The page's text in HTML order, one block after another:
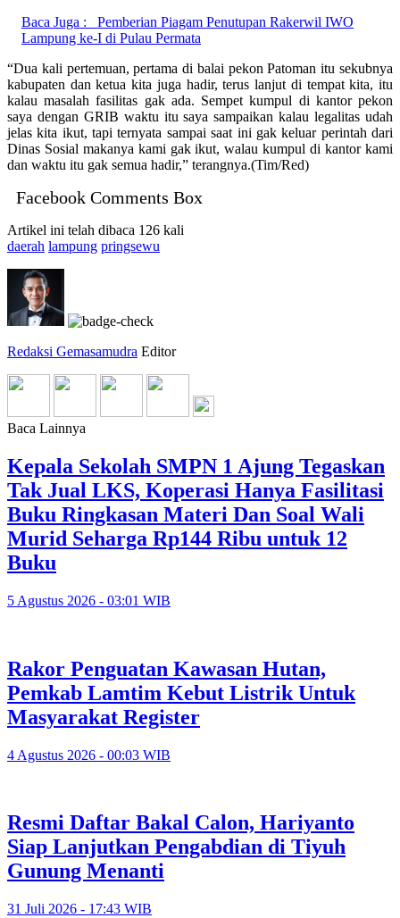
Baca Juga :
Pemberian Piagam Penutupan Rakerwil IWO
Lampung ke-I di Pulau Permata
“Dua kali pertemuan, pertama di balai pekon Patoman itu sekubnya
kabupaten dan ketua kita juga hadir, terus lanjut di tempat kita, itu
kalau masalah fasilitas gak ada. Sempet kumpul di kantor pekon
saya dengan GRIB waktu itu saya sampaikan kalau legalitas udah
jelas kita ikut, tapi ternyata sampai saat ini gak keluar perintah dari
Dinas Sosial makanya kami gak ikut, walau kumpul di kantor kami
dan waktu itu gak semua hadir,” terangnya.(Tim/Red)
Facebook Comments Box
Artikel ini telah dibaca 126 kali
daerah lampung pringsewu
Redaksi Gemasamudra Editor
Baca Lainnya
Kepala Sekolah SMPN 1 Ajung Tegaskan
Tak Jual LKS, Koperasi Hanya Fasilitasi
Buku Ringkasan Materi Dan Soal Wali
Murid Seharga Rp144 Ribu untuk 12
Buku
5 Agustus 2026 - 03:01 WIB
Rakor Penguatan Kawasan Hutan,
Pemkab Lamtim Kebut Listrik Untuk
Masyarakat Register
4 Agustus 2026 - 00:03 WIB
Resmi Daftar Bakal Calon, Hariyanto
Siap Lanjutkan Pengabdian di Tiyuh
Gunung Menanti
31 Juli 2026 - 17:43 WIB